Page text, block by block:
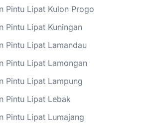
Pintu Lipat Kulon Progo
Pintu Lipat Kuningan
Pintu Lipat Lamandau
Pintu Lipat Lamongan
Pintu Lipat Lampung
Pintu Lipat Lebak
Pintu Lipat Lumajang